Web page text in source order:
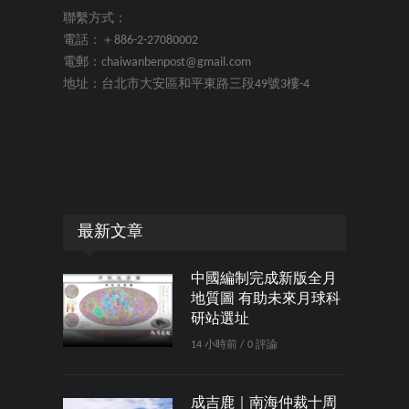
聯繫方式：
電話：＋886-2-27080002
電郵：chaiwanbenpost@gmail.com
地址：台北市大安區和平東路三段49號3樓-4
最新文章
中國編制完成新版全月
地質圖 有助未來月球科
研站選址
14 小時前 / 0 評論
成吉鹿｜南海仲裁十周